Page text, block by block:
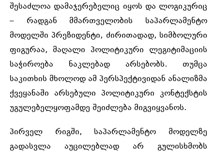
შესაძლოა დამაჯერებელიც იყოს და ლოგიკურიც
– რადგან მმართველობის საპარლამენტო
მოდელში პრეზიდენტი, ძირითადად, სიმბოლური
ფიგურაა, მაღალი პოლიტიკური ლეგიტიმაციის
საჭიროება ნაკლებად არსებობს. თუმცა
საკითხის მხოლოდ ამ პერსპექტივიდან ანალიზმა
ქვეყანაში არსებული პოლიტიკური კონტექსტის
უგულებელყოფამდე შეიძლება მიგვიყვანოს.
პირველ რიგში, საპარლამენტო მოდელზე
გადასვლა აუცილებლად არ გულისხმობს